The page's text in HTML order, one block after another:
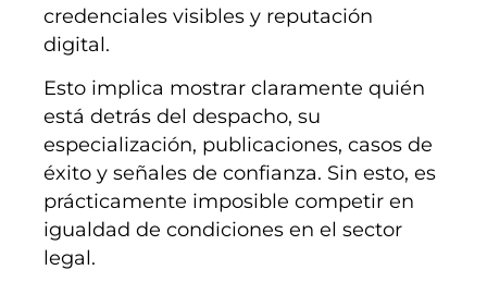
credenciales visibles y reputación
digital.
Esto implica mostrar claramente quién
está detrás del despacho, su
especialización, publicaciones, casos de
éxito y señales de confianza. Sin esto, es
prácticamente imposible competir en
igualdad de condiciones en el sector
legal.